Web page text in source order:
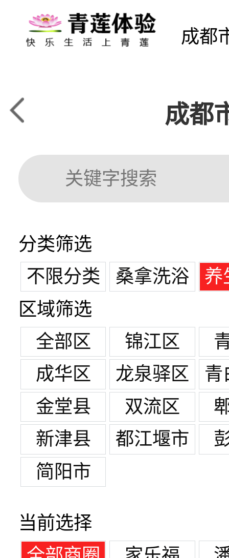
成都
成都
分类筛选
不限分类
桑拿洗浴
养
区域筛选
全部区
锦江区
成华区
龙泉驿区
青
金堂县
双流区
新津县
都江堰市
简阳市
当前选择